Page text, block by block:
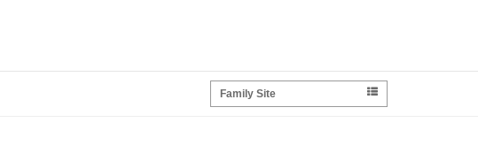
Family Site